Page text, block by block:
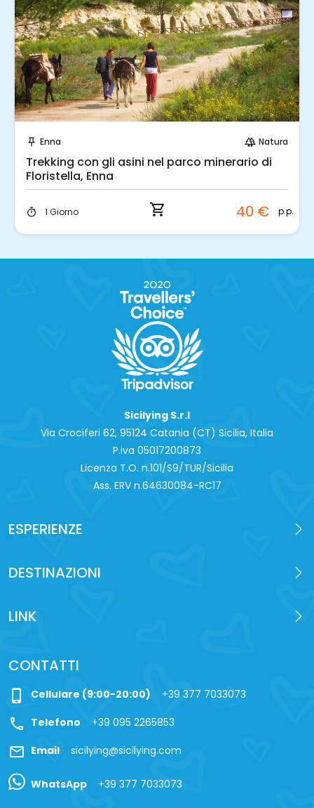
push_pin Enna forest Natura
Trekking con gli asini nel parco minerario di
Floristella, Enna
timer 1 Giorno shopping_cart 40 € p.p.
Sicilying S.r.l
Via Crociferi 62, 95124 Catania (CT) Sicilia, Italia
P.iva 0‍5017200873
Licenza T.O. n.101/S9/TUR/Sicilia
Ass. ERV n.64630084-RC17
ESPERIENZE
DESTINAZIONI
LINK
CONTATTI
phone_iphone Cellulare (9:00-20:00) +39 377 7033073
call Telefono +39 095 2265853
mail Email sicilying@sicilying.com
WhatsApp +39 377 7033073